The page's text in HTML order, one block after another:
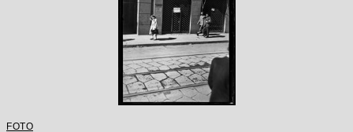
FOTO